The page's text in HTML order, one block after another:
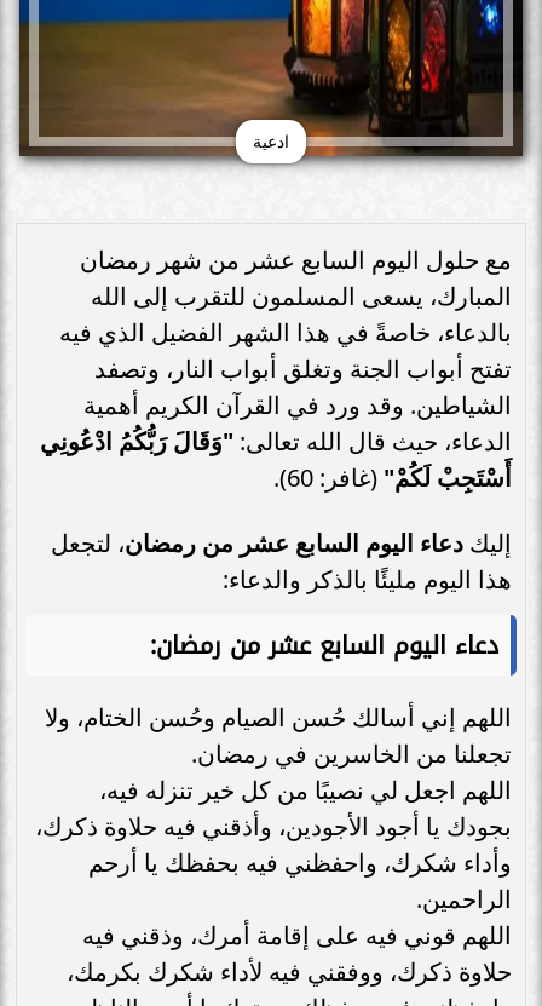
ادعية
مع حلول اليوم السابع عشر من شهر رمضان
المبارك، يسعى المسلمون للتقرب إلى الله
بالدعاء، خاصةً في هذا الشهر الفضيل الذي فيه
تفتح أبواب الجنة وتغلق أبواب النار، وتصفد
الشياطين. وقد ورد في القرآن الكريم أهمية
الدعاء، حيث قال الله تعالى: "وَقَالَ رَبُّكُمُ ادْعُونِي
أَسْتَجِبْ لَكُمْ" (غافر: 60).
إليك دعاء اليوم السابع عشر من رمضان، لتجعل
هذا اليوم مليئًا بالذكر والدعاء:
دعاء اليوم السابع عشر من رمضان:
اللهم إني أسالك حُسن الصيام وحُسن الختام، ولا
تجعلنا من الخاسرين في رمضان.
اللهم اجعل لي نصيبًا من كل خير تنزله فيه،
بجودك يا أجود الأجودين، وأذقني فيه حلاوة ذكرك،
وأداء شكرك، واحفظني فيه بحفظك يا أرحم
الراحمين.
اللهم قوني فيه على إقامة أمرك، وذقني فيه
حلاوة ذكرك، ووفقني فيه لأداء شكرك بكرمك،